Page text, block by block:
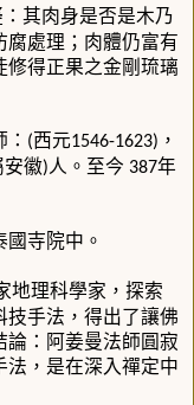
其肉身是否是木乃
腐處理；肉體仍富有
得正果之金剛琉璃
(西元1546-1623) ，
徽)人。至今 387年
寺院中。
地理科學家，探索
手法，得出了讓佛
：阿姜曼法師圓寂
，是在深入禪定中